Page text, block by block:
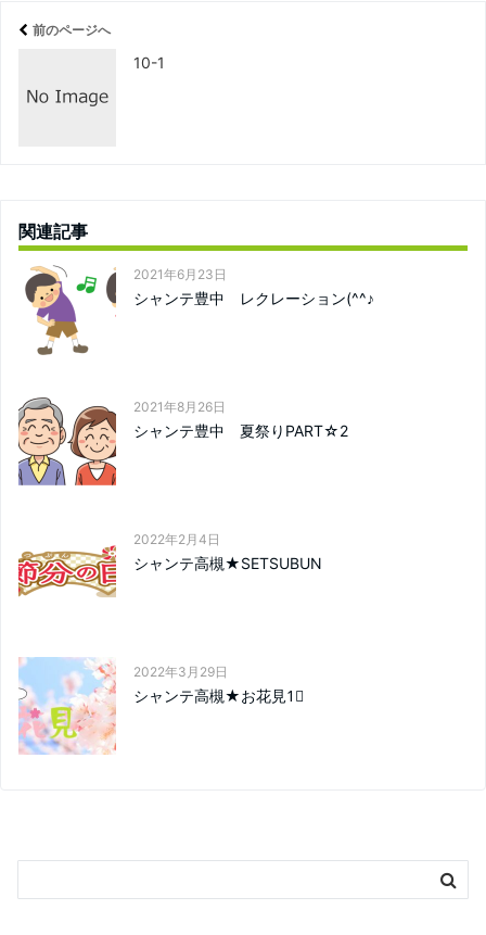
前のページへ
10-1
関連記事
2021年6月23日
シャンテ豊中 レクレーション(^^♪
2021年8月26日
シャンテ豊中 夏祭りPART☆2
2022年2月4日
シャンテ高槻★SETSUBUN
2022年3月29日
シャンテ高槻★お花見1⃣